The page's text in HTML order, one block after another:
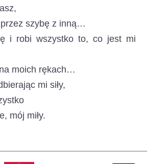
szybę z inną…
i robi wszystko to, co jest mi
moich rękach…
mi siły,
mój miły.